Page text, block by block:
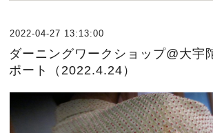
2022-04-27 13:13:00
ダーニングワークショップ@大宇
ポート（2022.4.24）